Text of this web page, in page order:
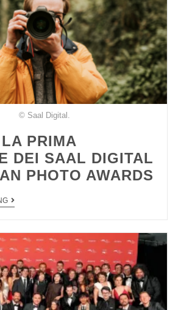
© Saal Digital.
PRIMA
DEI SAAL DIGITAL
PHOTO AWARDS